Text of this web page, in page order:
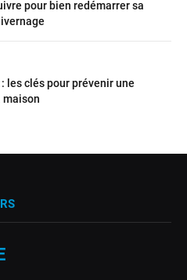
pour bien redémarrer sa
les clés pour prévenir une